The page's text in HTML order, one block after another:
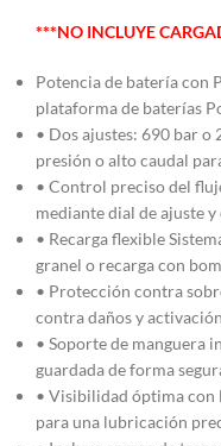
***NO INCLUYE
Potencia de batería con
plataforma de baterías
• Dos ajustes: 690 bar
presión o alto caudal
• Control preciso del
mediante dial de ajuste
• Recarga flexible
granel o recarga con
• Protección contra
contra daños y
• Soporte de manguera
guardada de forma
• Visibilidad óptima con
para una lubricación